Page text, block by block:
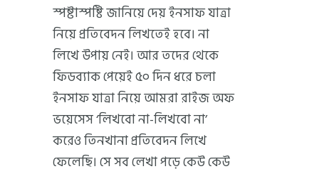
স্পষ্টাস্পষ্টি জানিয়ে দেয় ইনসাফ যাত্রা
নিয়ে প্রতিবেদন লিখতেই হবে। না
লিখে উপায় নেই। আর তদের থেকে
ফিডব্যাক পেয়েই ৫০ দিন ধরে চলা
ইনসাফ যাত্রা নিয়ে আমরা রাইজ অফ
ভয়েসেস ‘লিখবো না-লিখবো না’
করেও তিনখানা প্রতিবেদন লিখে
ফেলেছি। সে সব লেখা পড়ে কেউ কেউ